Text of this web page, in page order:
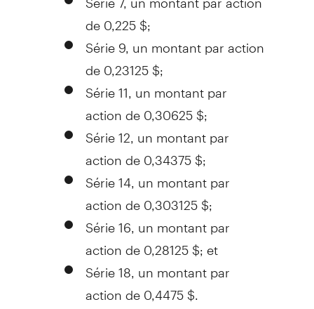
de 0,225 $;
Série 9, un montant par action
de 0,23125 $;
Série 11, un montant par
action de 0,30625 $;
Série 12, un montant par
action de 0,34375 $;
Série 14, un montant par
action de 0,303125 $;
Série 16, un montant par
action de 0,28125 $; et
Série 18, un montant par
action de 0,4475 $.